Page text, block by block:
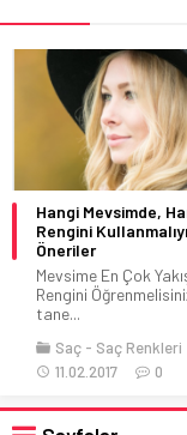
Hangi Mevsimde,
Rengini
Öneriler
Mevsime En Çok
Rengini
tane...
Saç
Saç Renkleri
11.02.2017
0